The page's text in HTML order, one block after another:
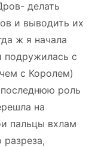
делать
и выводить их
ж я начала
подружилась с
с Королем)
роль
на
пальцы вхлам